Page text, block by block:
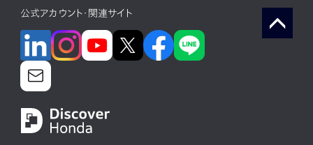
公式アカウント・関連サイト